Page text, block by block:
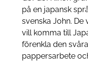
på en japansk
svenska John.
vill komma till
förenkla den
pappersarbete